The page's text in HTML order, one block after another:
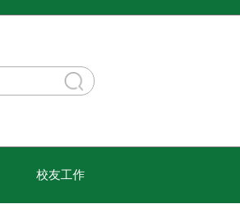
校友工作